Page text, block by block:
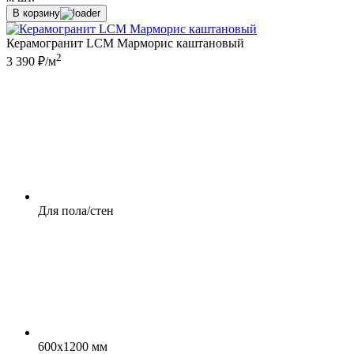
В корзину
Керамогранит LCM Марморис каштановый
3 390 ₽/м2
Для пола/стен
600x1200 мм